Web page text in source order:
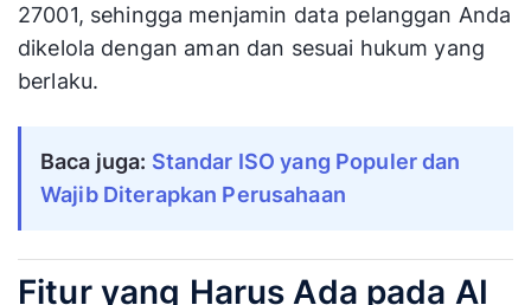
27001, sehingga menjamin data pelanggan Anda
dikelola dengan aman dan sesuai hukum yang
berlaku.
Baca juga: Standar ISO yang Populer dan
Wajib Diterapkan Perusahaan
Fitur yang Harus Ada pada AI